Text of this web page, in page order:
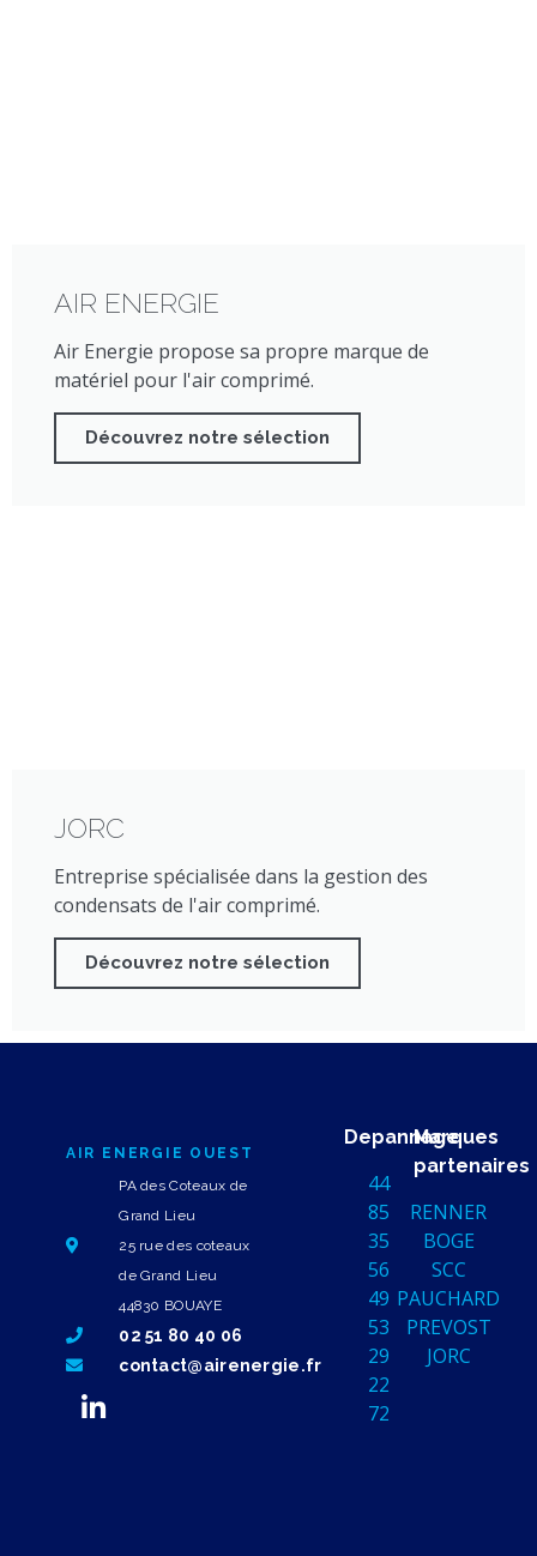
AIR ENERGIE
Air Energie propose sa propre marque de
matériel pour l'air comprimé.
Découvrez notre sélection
JORC
Entreprise spécialisée dans la gestion des
condensats de l'air comprimé.
Découvrez notre sélection
AIR ENERGIE OUEST
PA des Coteaux de
Grand Lieu
25 rue des coteaux
de Grand Lieu
44830 BOUAYE
02 51 80 40 06
contact@airenergie.fr
Depannage
44
85
35
56
49
53
29
22
72
Marques
partenaires
RENNER
BOGE
SCC
PAUCHARD
PREVOST
JORC